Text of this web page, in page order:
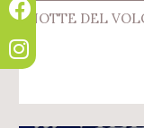
NOTTE DEL